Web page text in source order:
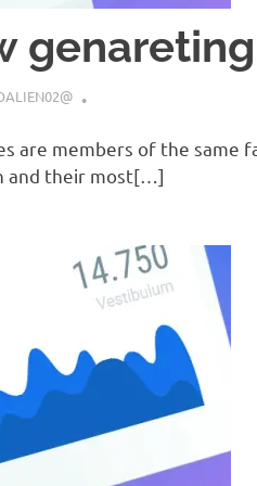
genareting
are members of the same
and their most[…]